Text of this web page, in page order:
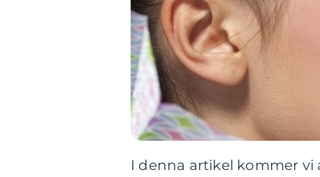
I denna artikel kommer